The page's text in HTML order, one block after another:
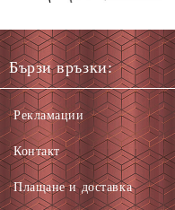
Бързи връзки:
Рекламации
Контакт
Плащане и доставка